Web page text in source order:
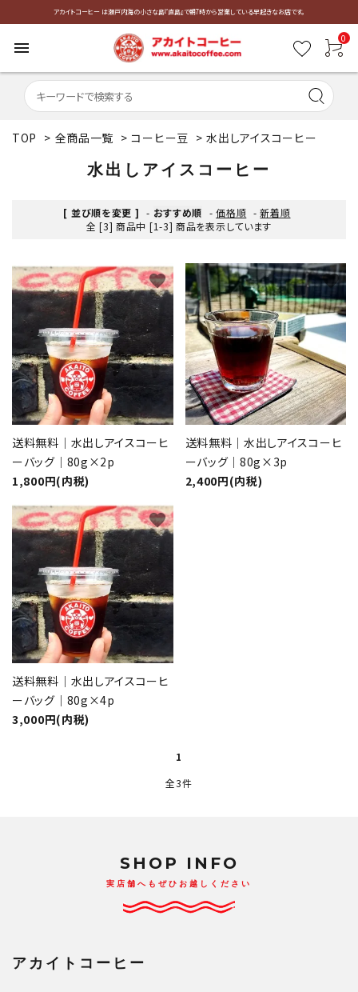
アカイトコーヒー は瀬戸内海の小さな島『直島』で朝7時から営業している早起きなお店です。
menu
0
TOP > 全商品一覧 > コーヒー豆 > 水出しアイスコーヒー
水出しアイスコーヒー
[ 並び順を変更 ] - おすすめ順 -価格順 -新着順
全 [3] 商品中 [1-3] 商品を表示しています
送料無料｜水出しアイスコーヒ
ーバッグ｜80g×2p
1,800円(内税)
favorite
送料無料｜水出しアイスコーヒ
ーバッグ｜80g×3p
2,400円(内税)
favorite
送料無料｜水出しアイスコーヒ
ーバッグ｜80g×4p
3,000円(内税)
favorite
1
全3件
SHOP INFO
実店舗へもぜひお越しください
アカイトコーヒー